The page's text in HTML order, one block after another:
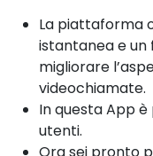
La piattaforma
istantanea e
migliorare
videochiamate.
In questa App
utenti.